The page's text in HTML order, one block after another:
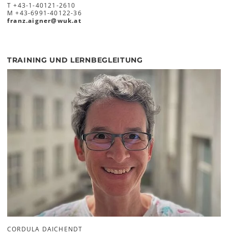
T+43-1-40121-2610
M+43-6991-40122-36
franz.aigner@wuk.at
TRAINING UND LERNBEGLEITUNG
CORDULA DAICHENDT